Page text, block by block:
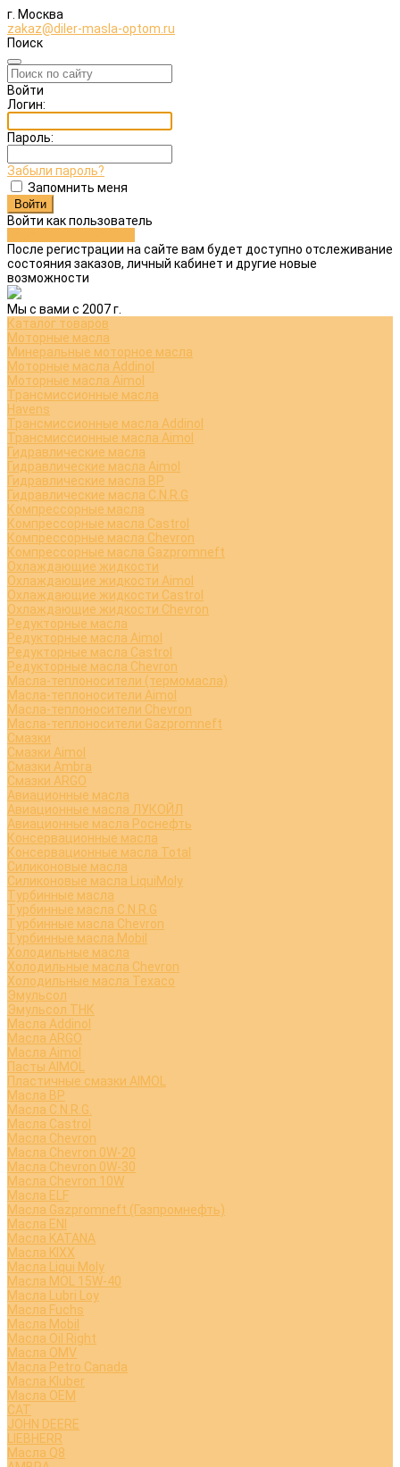
г. Москва
zakaz@diler-masla-optom.ru
Поиск
Войти
Логин:
Пароль:
Забыли пароль?
Запомнить меня
Войти как пользователь
После регистрации на сайте вам будет доступно отслеживание
состояния заказов, личный кабинет и другие новые
возможности
Мы с вами с 2007 г.
Каталог товаров
Моторные масла
Минеральные моторное масла
Моторные масла Addinol
Моторные масла Aimol
Трансмиссионные масла
Havens
Трансмиссионные масла Addinol
Трансмиссионные масла Aimol
Гидравлические масла
Гидравлические масла Aimol
Гидравлические масла BP
Гидравлические масла C.N.R.G
Компрессорные масла
Компрессорные масла Castrol
Компрессорные масла Chevron
Компрессорные масла Gazpromneft
Охлаждающие жидкости
Охлаждающие жидкости Aimol
Охлаждающие жидкости Castrol
Охлаждающие жидкости Chevron
Редукторные масла
Редукторные масла Aimol
Редукторные масла Castrol
Редукторные масла Chevron
Масла-теплоносители (термомасла)
Масла-теплоносители Aimol
Масла-теплоносители Chevron
Масла-теплоносители Gazpromneft
Смазки
Смазки Aimol
Смазки Ambra
Смазки ARGO
Авиационные масла
Авиационные масла ЛУКОЙЛ
Авиационные масла Роснефть
Консервационные масла
Консервационные масла Total
Силиконовые масла
Силиконовые масла LiquiMoly
Турбинные масла
Турбинные масла C.N.R.G
Турбинные масла Chevron
Турбинные масла Mobil
Холодильные масла
Холодильные масла Chevron
Холодильные масла Texaco
Эмульсол
Эмульсол ТНК
Масла Addinol
Масла ARGO
Масла Aimol
Пасты AIMOL
Пластичные смазки AIMOL
Масла BP
Масла C.N.R.G.
Масла Castrol
Масла Chevron
Масла Chevron 0W-20
Масла Chevron 0W-30
Масла Chevron 10W
Масла ELF
Масла Gazpromneft (Газпромнефть)
Масла ENI
Масла KATANA
Масла KIXX
Масла Liqui Moly
Масла MOL 15W-40
Масла Lubri Loy
Масла Fuchs
Масла Mobil
Масла Oil Right
Масла OMV
Масла Petro Canada
Масла Kluber
Масла OEM
CAT
JOHN DEERE
LIEBHERR
Масла Q8